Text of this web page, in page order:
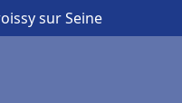
sur Seine